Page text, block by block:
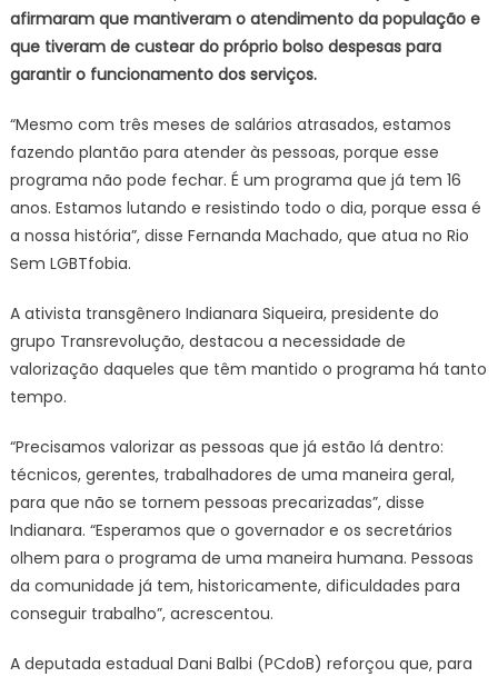
afirmaram que mantiveram o atendimento da população e
que tiveram de custear do próprio bolso despesas para
garantir o funcionamento dos serviços.
“Mesmo com três meses de salários atrasados, estamos
fazendo plantão para atender às pessoas, porque esse
programa não pode fechar. É um programa que já tem 16
anos. Estamos lutando e resistindo todo o dia, porque essa é
a nossa história”, disse Fernanda Machado, que atua no Rio
Sem LGBTfobia.
A ativista transgênero Indianara Siqueira, presidente do
grupo Transrevolução, destacou a necessidade de
valorização daqueles que têm mantido o programa há tanto
tempo.
“Precisamos valorizar as pessoas que já estão lá dentro:
técnicos, gerentes, trabalhadores de uma maneira geral,
para que não se tornem pessoas precarizadas”, disse
Indianara. “Esperamos que o governador e os secretários
olhem para o programa de uma maneira humana. Pessoas
da comunidade já tem, historicamente, dificuldades para
conseguir trabalho”, acrescentou.
A deputada estadual Dani Balbi (PCdoB) reforçou que, para